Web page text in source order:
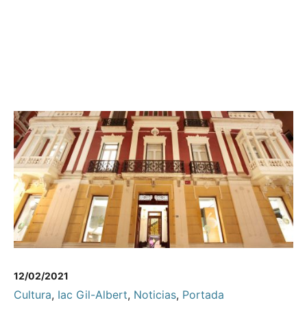
12/02/2021
Cultura, Iac Gil-Albert, Noticias, Portada